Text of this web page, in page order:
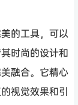
的工具，可以
时尚的设计和
融合。它精心
视觉效果和引